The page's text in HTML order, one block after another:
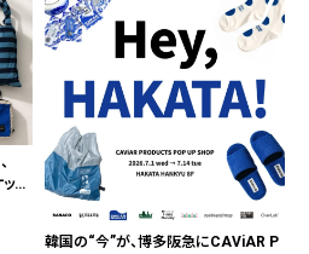
ト
ド
韓国の“今”が、博多阪急にCAViAR P